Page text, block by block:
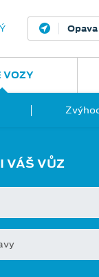
Opava
VOZY
VÁŠ VŮZ